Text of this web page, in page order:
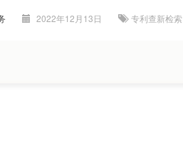
2022年12月13日 专利查新检索